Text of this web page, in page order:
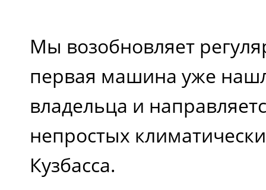
Мы возобновляет
первая машина уже
владельца и
непростых
Кузбасса.